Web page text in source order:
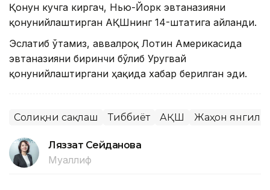
Қонун кучга киргач, Нью-Йорк эвтаназияни
қонунийлаштирган АҚШнинг 14-штатига айланди.
Эслатиб ўтамиз, аввалроқ Лотин Америкасида
эвтаназияни биринчи бўлиб Уругвай
қонунийлаштиргани ҳақида хабар берилган эди.
Соғлиқни сақлаш Тиббиёт АҚШ Жаҳон
Ляззат Сейданова
Муаллиф